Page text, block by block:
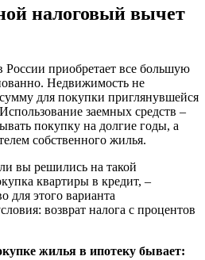
налоговый вычет
России приобретает все большую
Недвижимость не
для покупки приглянувшейся
заемных средств –
покупку на долгие годы, а
собственного жилья.
вы решились на такой
квартиры в кредит, –
для этого варианта
возврат налога с процентов
жилья в ипотеку бывает: